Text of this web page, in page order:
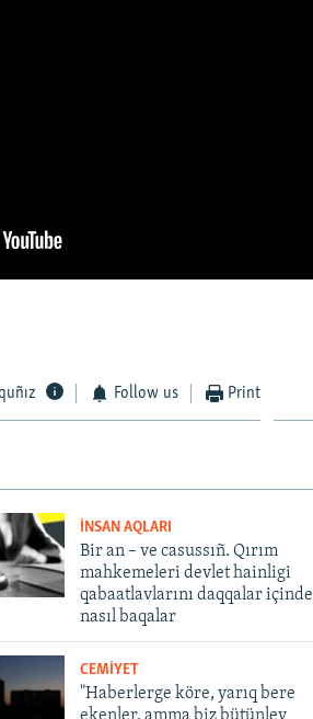
Follow us Print
İNSAN AQLARI
Bir an – ve casussıñ. Qırım
mahkemeleri devlet hainligi
qabaatlavlarını daqqalar içinde
nasıl baqalar
CEMİYET
"Haberlerge köre, yarıq bere
ekenler, amma biz bütünley